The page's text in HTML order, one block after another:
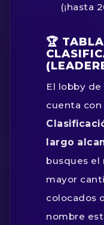
(¡hasta
🏆
El lobby
cuenta con
largo
busques el
mayor
colocados
nombre